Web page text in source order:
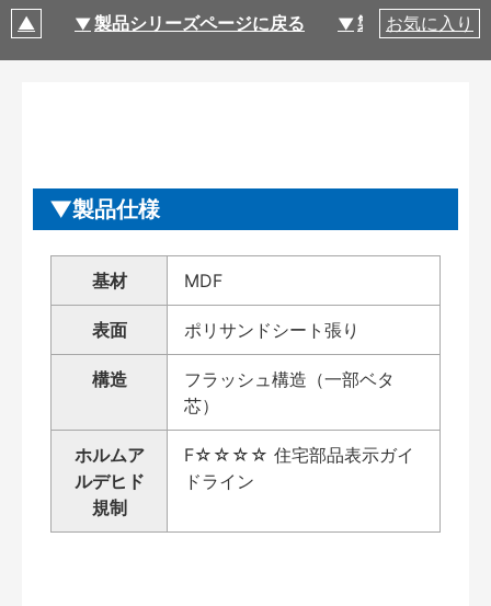
製品シリーズページに戻る 製品仕様
お気に入り
製品仕様
基材 MDF
表面 ポリサンドシート張り
構造
フラッシュ構造（一部ベタ
芯）
ホルムア
ルデヒド
規制
F☆☆☆☆ 住宅部品表示ガイ
ドライン